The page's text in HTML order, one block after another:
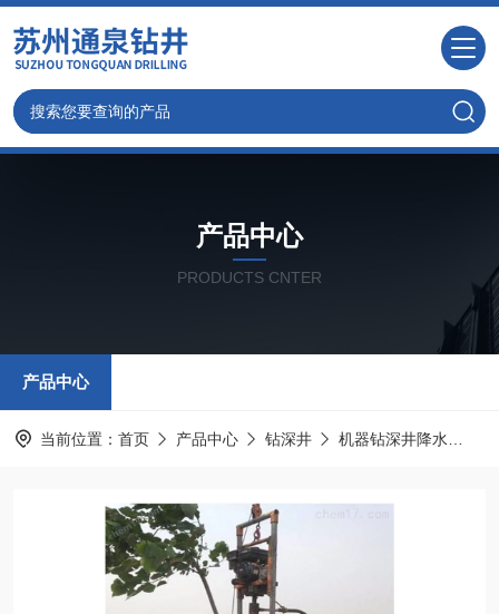
产品中心
PRODUCTS CNTER
产品中心
当前位置： 首页 产品中心 钻深井 机器钻深井降水